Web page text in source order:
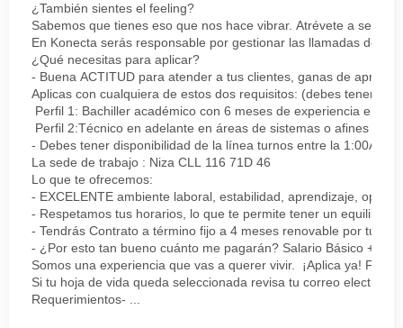
¿También sientes el feeling?
Sabemos que tienes eso que nos hace vibrar. Atrévete a ser
En Konecta serás responsable por gestionar las llamadas de
¿Qué necesitas para aplicar?
- Buena ACTITUD para atender a tus clientes, ganas de
Aplicas con cualquiera de estos dos requisitos: (debes tener
Perfil 1: Bachiller académico con 6 meses de experiencia en
Perfil 2:Técnico en adelante en áreas de sistemas o afines
- Debes tener disponibilidad de la línea turnos entre la 1:00AM
La sede de trabajo : Niza CLL 116 71D 46
Lo que te ofrecemos:
- EXCELENTE ambiente laboral, estabilidad, aprendizaje,
- Respetamos tus horarios, lo que te permite tener un equilibrio
- Tendrás Contrato a término fijo a 4 meses renovable por tu
- ¿Por esto tan bueno cuánto me pagarán? Salario Básico +
Somos una experiencia que vas a querer vivir. ¡Aplica ya!
Si tu hoja de vida queda seleccionada revisa tu correo
Requerimientos- ...